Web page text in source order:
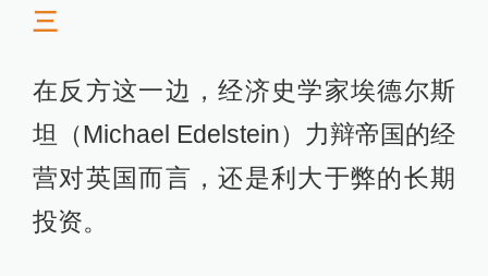
三
在反方这一边，经济史学家埃德尔斯
坦（Michael Edelstein）力辩帝国的经
营对英国而言，还是利大于弊的长期
投资。